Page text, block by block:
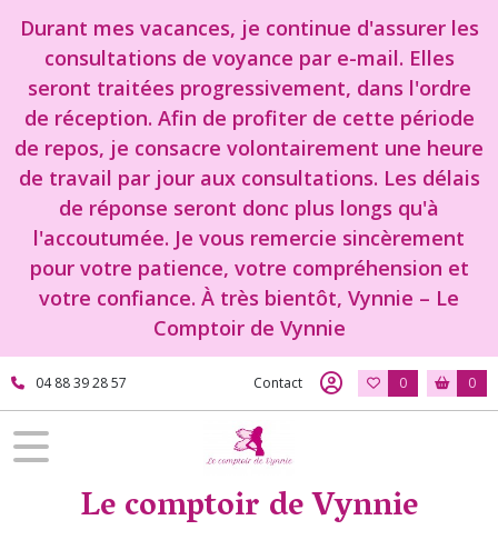
Durant mes vacances, je continue d'assurer les
consultations de voyance par e-mail. Elles
seront traitées progressivement, dans l'ordre
de réception. Afin de profiter de cette période
de repos, je consacre volontairement une heure
de travail par jour aux consultations. Les délais
de réponse seront donc plus longs qu'à
l'accoutumée. Je vous remercie sincèrement
pour votre patience, votre compréhension et
votre confiance. À très bientôt, Vynnie – Le
Comptoir de Vynnie
04 88 39 28 57 Contact 0 0
Le comptoir de Vynnie